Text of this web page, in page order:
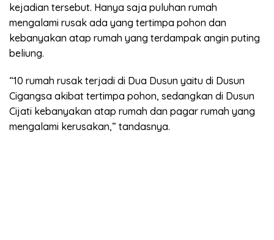
kejadian tersebut. Hanya saja puluhan rumah
mengalami rusak ada yang tertimpa pohon dan
kebanyakan atap rumah yang terdampak angin puting
beliung.
“10 rumah rusak terjadi di Dua Dusun yaitu di Dusun
Cigangsa akibat tertimpa pohon, sedangkan di Dusun
Cijati kebanyakan atap rumah dan pagar rumah yang
mengalami kerusakan,” tandasnya.